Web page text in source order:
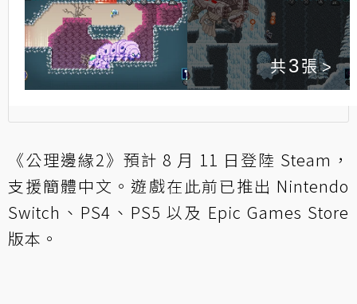
3
《公理邊緣2》預計 8 月 11 日登陸 Steam，
支援簡體中文。遊戲在此前已推出 Nintendo
Switch、PS4、PS5 以及 Epic Games Store
版本。